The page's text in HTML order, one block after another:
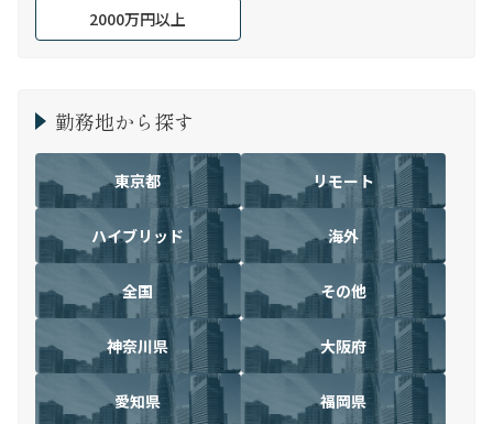
2000万円以上
勤務地から探す
東京都 リモート
ハイブリッド 海外
全国 その他
神奈川県 大阪府
愛知県 福岡県